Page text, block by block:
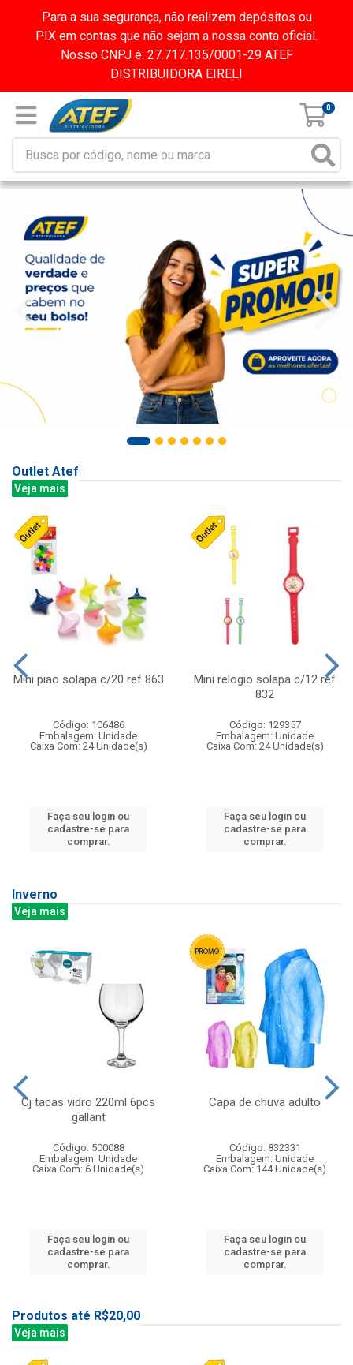
Para a sua segurança, não realizem depósitos ou
PIX em contas que não sejam a nossa conta oficial.
Nosso CNPJ é: 27.717.135/0001-29 ATEF
DISTRIBUIDORA EIRELI
0
Outlet Atef
Veja mais
Mini piao solapa c/20 ref 863
Código: 106486
Embalagem: Unidade
Caixa Com: 24 Unidade(s)
Faça seu login ou
cadastre-se para
comprar.
Mini relogio solapa c/12 ref
832
Código: 129357
Embalagem: Unidade
Caixa Com: 24 Unidade(s)
Faça seu login ou
cadastre-se para
comprar.
Inverno
Veja mais
Cj tacas vidro 220ml 6pcs
gallant
Código: 500088
Embalagem: Unidade
Caixa Com: 6 Unidade(s)
Faça seu login ou
cadastre-se para
comprar.
Capa de chuva adulto
Código: 832331
Embalagem: Unidade
Caixa Com: 144 Unidade(s)
Faça seu login ou
cadastre-se para
comprar.
Produtos até R$20,00
Veja mais